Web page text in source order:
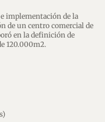
implementación de la
de un centro comercial de
en la definición de
120.000m2.